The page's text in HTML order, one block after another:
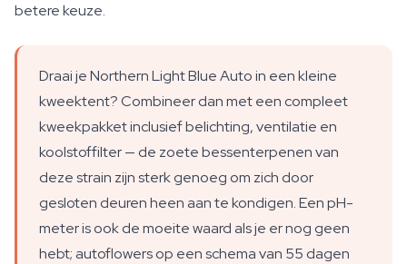
betere keuze.
Draai je Northern Light Blue Auto in een kleine
kweektent? Combineer dan met een compleet
kweekpakket inclusief belichting, ventilatie en
koolstoffilter — de zoete bessenterpenen van
deze strain zijn sterk genoeg om zich door
gesloten deuren heen aan te kondigen. Een pH-
meter is ook de moeite waard als je er nog geen
hebt; autoflowers op een schema van 55 dagen